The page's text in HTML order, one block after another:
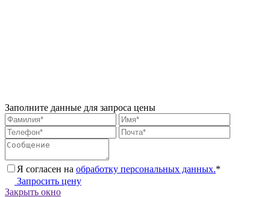
Заполните данные для запроса цены
Я согласен на обработку персональных данных.*
Запросить цену
Закрыть окно